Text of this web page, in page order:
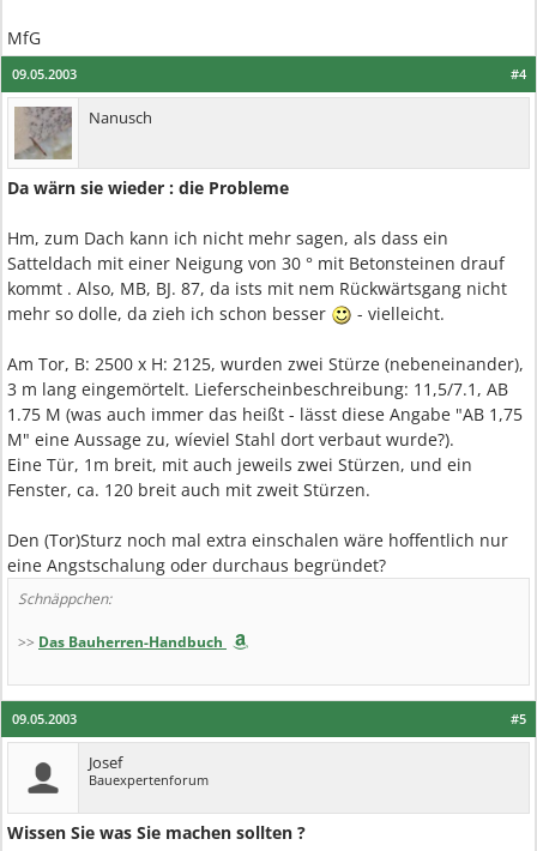
MfG
#4
09.05.2003
Nanusch
Da wärn sie wieder : die Probleme
Hm, zum Dach kann ich nicht mehr sagen, als dass ein
Satteldach mit einer Neigung von 30 ° mit Betonsteinen drauf
kommt . Also, MB, BJ. 87, da ists mit nem Rückwärtsgang nicht
mehr so dolle, da zieh ich schon besser
- vielleicht.
Am Tor, B: 2500 x H: 2125, wurden zwei Stürze (nebeneinander),
3 m lang eingemörtelt. Lieferscheinbeschreibung: 11,5/7.1, AB
1.75 M (was auch immer das heißt - lässt diese Angabe "AB 1,75
M" eine Aussage zu, wíeviel Stahl dort verbaut wurde?).
Eine Tür, 1m breit, mit auch jeweils zwei Stürzen, und ein
Fenster, ca. 120 breit auch mit zweit Stürzen.
Den (Tor)Sturz noch mal extra einschalen wäre hoffentlich nur
eine Angstschalung oder durchaus begründet?
Schnäppchen:
>> Das Bauherren-Handbuch
#5
09.05.2003
Josef
Bauexpertenforum
Wissen Sie was Sie machen sollten ?